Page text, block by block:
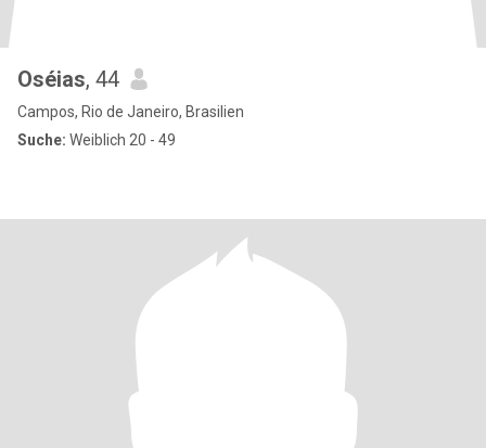
Oséias, 44
Campos, Rio de Janeiro, Brasilien
Suche: Weiblich 20 - 49